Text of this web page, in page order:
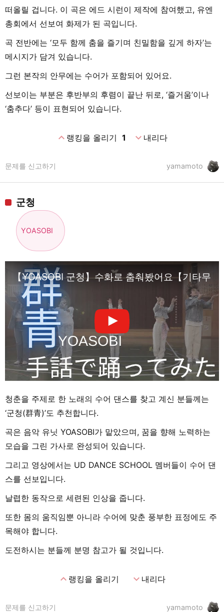
떠올릴 겁니다. 이 곡은 에드 시런이 제작에 참여했고, 유엔
총회에서 선보여 화제가 된 곡입니다.
곡 전반에는 ‘모두 함께 춤을 즐기며 친밀함을 깊게 하자’는
메시지가 담겨 있습니다.
그런 본작의 안무에는 수어가 포함되어 있어요.
선보이는 부분은 후반부의 후렴이 끝난 뒤로, ‘즐거움’이나
‘춤추다’ 등이 표현되어 있습니다.
expand_less랭킹을 올리기 1 expand_more내리다
yamamoto
문제를 신고하기
군청
YOASOBI
【YOASOBI 군청】수화로 춤춰봤어요【기타무
청춘을 주제로 한 노래의 수어 댄스를 찾고 계신 분들께는
‘군청(群青)’도 추천합니다.
곡은 음악 유닛 YOASOBI가 맡았으며, 꿈을 향해 노력하는
모습을 그린 가사로 완성되어 있습니다.
그리고 영상에서는 UD DANCE SCHOOL 멤버들이 수어 댄
스를 선보입니다.
날렵한 동작으로 세련된 인상을 줍니다.
또한 몸의 움직임뿐 아니라 수어에 맞춘 풍부한 표정에도 주
목해야 합니다.
도전하시는 분들께 분명 참고가 될 것입니다.
expand_less랭킹을 올리기 expand_more내리다
yamamoto
문제를 신고하기